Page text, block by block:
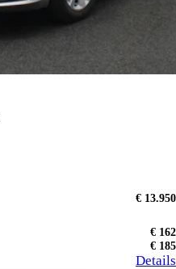
€ 13.950
€ 162
€ 185
Details